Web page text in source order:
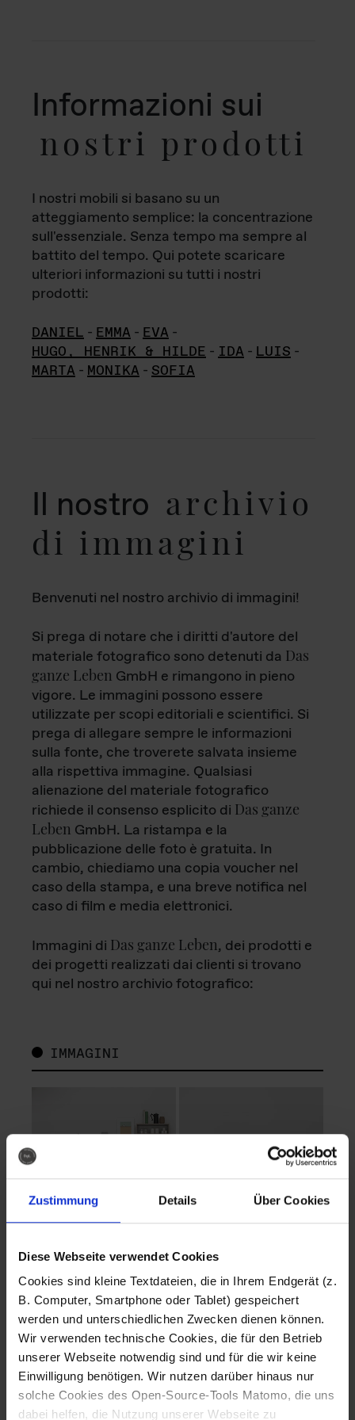
Zustimmung Details Über Cookies
Diese Webseite verwendet Cookies
Cookies sind kleine Textdateien, die in Ihrem Endgerät (z.
B. Computer, Smartphone oder Tablet) gespeichert
werden und unterschiedlichen Zwecken dienen können.
Wir verwenden technische Cookies, die für den Betrieb
unserer Webseite notwendig sind und für die wir keine
Einwilligung benötigen. Wir nutzen darüber hinaus nur
solche Cookies des Open-Source-Tools Matomo, die uns
dabei helfen, die Nutzung unserer Webseite zu
Informazioni sui
nostri prodotti
I nostri mobili si basano su un
atteggiamento semplice: la concentrazione
sull'essenziale. Senza tempo ma sempre al
battito del tempo. Qui potete scaricare
ulteriori informazioni su tutti i nostri
prodotti:
DANIEL - EMMA - EVA -
HUGO, HENRIK & HILDE - IDA - LUIS -
MARTA - MONIKA - SOFIA
Il nostro archivio
di immagini
Benvenuti nel nostro archivio di immagini!
Si prega di notare che i diritti d'autore del
materiale fotografico sono detenuti da Das
ganze Leben GmbH e rimangono in pieno
vigore. Le immagini possono essere
utilizzate per scopi editoriali e scientifici. Si
prega di allegare sempre le informazioni
sulla fonte, che troverete salvata insieme
alla rispettiva immagine. Qualsiasi
alienazione del materiale fotografico
richiede il consenso esplicito di Das ganze
Leben GmbH. La ristampa e la
pubblicazione delle foto è gratuita. In
cambio, chiediamo una copia voucher nel
caso della stampa, e una breve notifica nel
caso di film e media elettronici.
Immagini di Das ganze Leben, dei prodotti e
dei progetti realizzati dai clienti si trovano
qui nel nostro archivio fotografico:
IMMAGINI
Fotografo: Lorenz
Sternbach
Download
Fotografo: Lorenz
Sternbach
Download